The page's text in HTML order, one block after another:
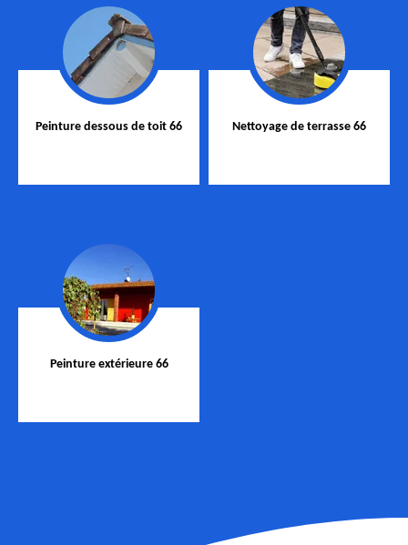
Peinture dessous de toit 66 Nettoyage de terrasse 66
Peinture extérieure 66